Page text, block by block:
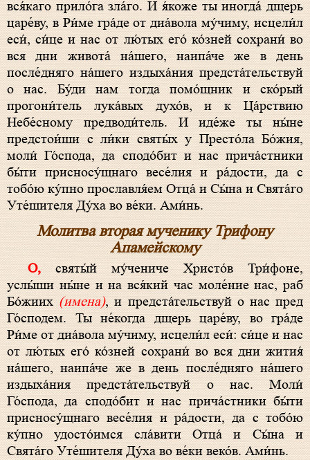
вся́каго прило́га зла́го. И я́коже ты иногда́ дщерь
царе́ву, в Ри́ме гра́де от диа́вола му́чиму, исцели́л
еси́, си́це и нас от лю́тых его́ ко́зней сохрани́ во
вся дни живота́ на́шего, наипа́че же в день
после́дняго на́шего издыха́ния предста́тельствуй
о нас. Бу́ди нам тогда помо́щник и ско́рый
прогони́тель лука́вых духо́в, и к Ца́рствию
Небе́сному предводи́тель. И иде́же ты ны́не
предстои́ши с ли́ки святы́х у Престо́ла Бо́жия,
моли́ Го́спода, да сподо́бит и нас прича́стники
бы́ти присносу́щнаго весе́лия и ра́дости, да с
тобо́ю ку́пно прославля́ем Отца́ и Сы́на и Свята́го
Уте́шителя Ду́ха во ве́ки. Ами́нь.
Молитва вторая мученику Трифону
Апамейскому
О, святы́й му́чениче Христо́в Три́фоне,
услы́ши ны́не и на вся́кий час моле́ние нас, раб
Бо́жиих(имена), и предста́тельствуй о нас пред
Го́сподем. Ты не́когда дщерь царе́ву, во гра́де
Ри́ме от диа́вола му́чиму, исцели́л еси́: си́це и нас
от лю́тых его́ ко́зней сохрани́ во вся дни жития́
на́шего, наипа́че же в день после́дняго на́шего
издыха́ния предста́тельствуй о нас. Моли́
Го́спода, да сподо́бит и нас прича́стники бы́ти
присносу́щнаго весе́лия и ра́дости, да с тобо́ю
ку́пно удосто́имся сла́вити Отца́ и Сы́на и
Свята́го Уте́шителя Ду́ха во ве́ки веко́в. Ами́нь.